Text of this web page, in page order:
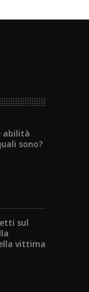
abilità
sono?
sul
vittima